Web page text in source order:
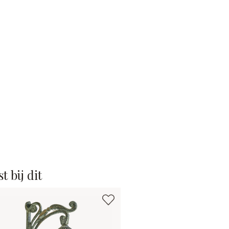
bij dit